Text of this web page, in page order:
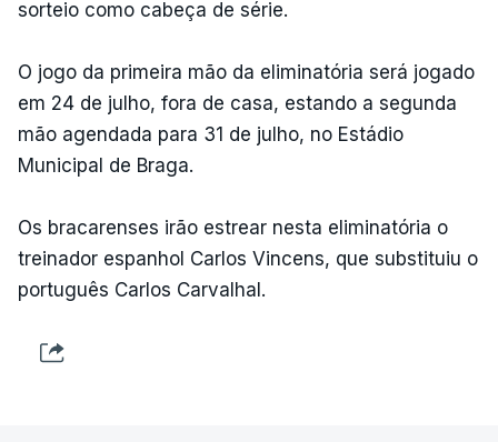
sorteio como cabeça de série.
O jogo da primeira mão da eliminatória será jogado
em 24 de julho, fora de casa, estando a segunda
mão agendada para 31 de julho, no Estádio
Municipal de Braga.
Os bracarenses irão estrear nesta eliminatória o
treinador espanhol Carlos Vincens, que substituiu o
português Carlos Carvalhal.